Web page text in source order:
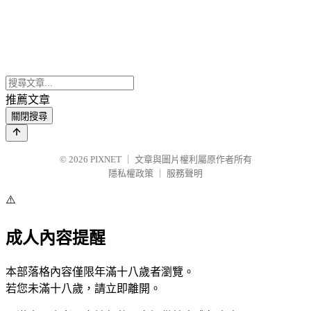
推薦文章
關閉搜尋
© 2026 PIXNET
文章與圖片權利屬原作者所有
隱私權政策
服務聲明
⚠️
成人內容提醒
本部落格內容僅限年滿十八歲者瀏覽。
若您未滿十八歲，請立即離開。